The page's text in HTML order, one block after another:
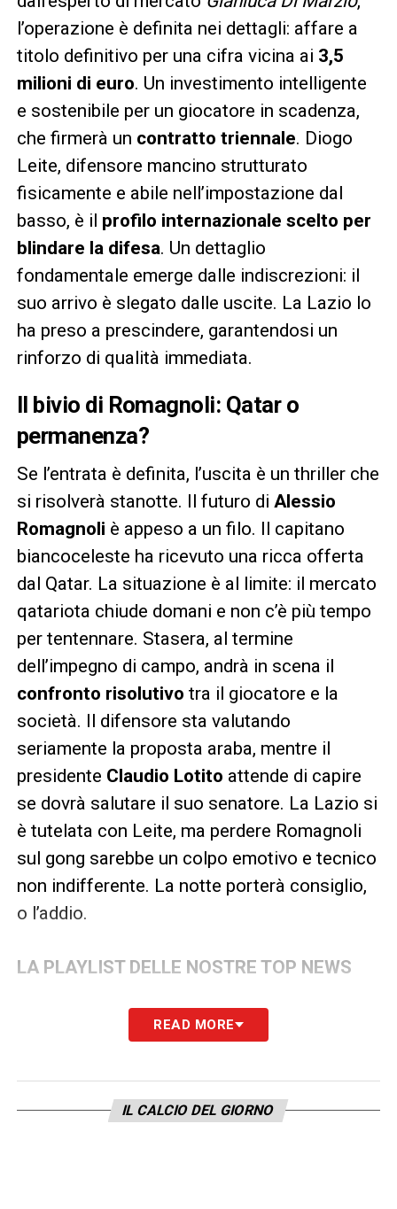
l’operazione è definita nei dettagli: affare a
titolo definitivo per una cifra vicina ai 3,5
milioni di euro. Un investimento intelligente
e sostenibile per un giocatore in scadenza,
che firmerà un contratto triennale. Diogo
Leite, difensore mancino strutturato
fisicamente e abile nell’impostazione dal
basso, è il profilo internazionale scelto per
blindare la difesa. Un dettaglio
fondamentale emerge dalle indiscrezioni: il
suo arrivo è slegato dalle uscite. La Lazio lo
ha preso a prescindere, garantendosi un
rinforzo di qualità immediata.
Il bivio di Romagnoli: Qatar o
permanenza?
Se l’entrata è definita, l’uscita è un thriller che
si risolverà stanotte. Il futuro di Alessio
Romagnoli è appeso a un filo. Il capitano
biancoceleste ha ricevuto una ricca offerta
dal Qatar. La situazione è al limite: il mercato
qatariota chiude domani e non c’è più tempo
per tentennare. Stasera, al termine
dell’impegno di campo, andrà in scena il
confronto risolutivo tra il giocatore e la
società. Il difensore sta valutando
seriamente la proposta araba, mentre il
presidente Claudio Lotito attende di capire
se dovrà salutare il suo senatore. La Lazio si
è tutelata con Leite, ma perdere Romagnoli
sul gong sarebbe un colpo emotivo e tecnico
non indifferente. La notte porterà consiglio,
o l’addio.
LA PLAYLIST DELLE NOSTRE TOP NEWS
READ MORE
IL CALCIO DEL GIORNO